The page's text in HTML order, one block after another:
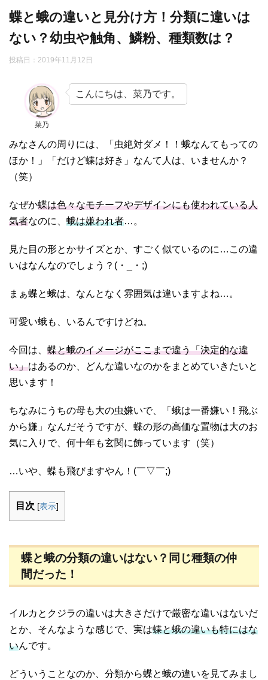
蝶と蛾の違いと見分け方！分類に違いは
ない？幼虫や触角、鱗粉、種類数は？
投稿日： 2019年11月12日
菜乃
こんにちは、菜乃です。
みなさんの周りには、「虫絶対ダメ！！蛾なんてもっての
ほか！」「だけど蝶は好き」なんて人は、いませんか？
（笑）
なぜか蝶は色々なモチーフやデザインにも使われている人
気者なのに、 蛾は嫌われ者…。
見た目の形とかサイズとか、すごく似ているのに…この違
いはなんなのでしょう？(・_・;)
まぁ蝶と蛾は、なんとなく雰囲気は違いますよね…。
可愛い蛾も、いるんですけどね。
今回は、 蝶と蛾のイメージがここまで違う「決定的な違
い」はあるのか、どんな違いなのかをまとめていきたいと
思います！
ちなみにうちの母も大の虫嫌いで、「蛾は一番嫌い！飛ぶ
から嫌」なんだそうですが、蝶の形の高価な置物は大のお
気に入りで、何十年も玄関に飾っています（笑）
…いや、蝶も飛びますやん！(￣▽￣;)
目次 [表示]
蝶と蛾の分類の違いはない？同じ種類の仲
間だった！
イルカとクジラの違いは大きさだけで厳密な違いはないだ
とか、そんなような感じで、実は蝶と蛾の違いも特にはな
いんです。
どういうことなのか、分類から蝶と蛾の違いを見てみまし